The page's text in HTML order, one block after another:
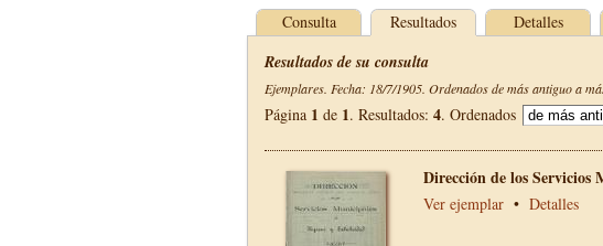
Consulta Resultados Detalles
Resultados de su consulta
Ejemplares. Fecha: 18/7/1905. Ordenados de más antiguo a
Página 1 de 1. Resultados: 4. Ordenados
Dirección de los Servicios
Ver ejemplar • Detalles